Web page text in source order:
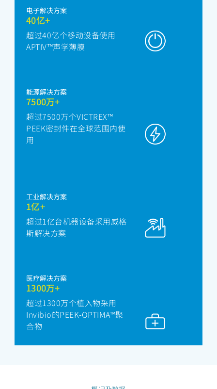
电子解决方案
40亿+
超过40亿个移动设备使用
APTIV™声学薄膜
能源解决方案
7500万+
超过7500万个VICTREX™
PEEK密封件在全球范围内使
用
工业解决方案
1亿+
超过1亿台机器设备采用威格
斯解决方案
医疗解决方案
1300万+
超过1300万个植入物采用
Invibio的PEEK-OPTIMA™聚
合物